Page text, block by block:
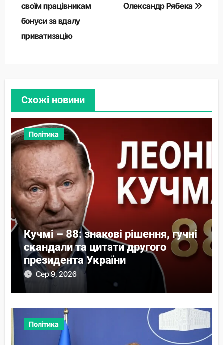
своїм працівникам
бонуси за вдалу
приватизацію
Олександр Рябека
Схожі новини
Політика
Кучмі – 88: знакові рішення, гучні
скандали та цитати другого
президента України
Сер 9, 2026
Політика